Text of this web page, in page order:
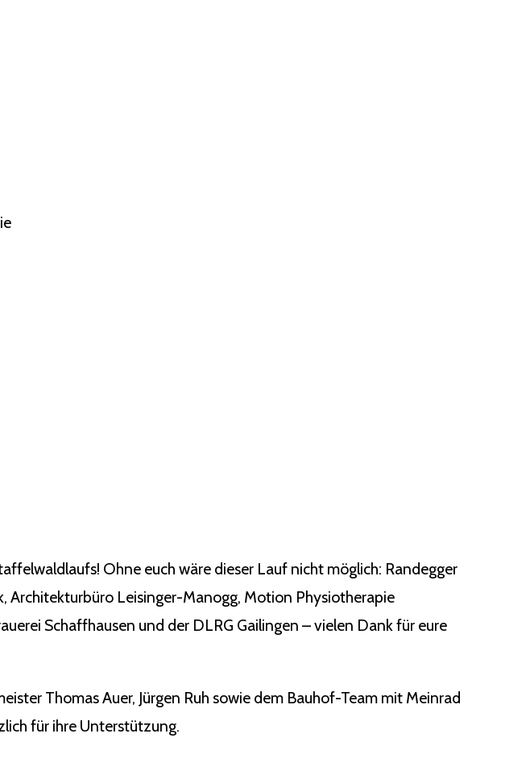
Ohne euch wäre dieser Lauf nicht möglich: Randegger
Architekturbüro Leisinger-Manogg, Motion Physiotherapie
Schaffhausen und der DLRG Gailingen – vielen Dank für eure
Thomas Auer, Jürgen Ruh sowie dem Bauhof-Team mit Meinrad
für ihre Unterstützung.